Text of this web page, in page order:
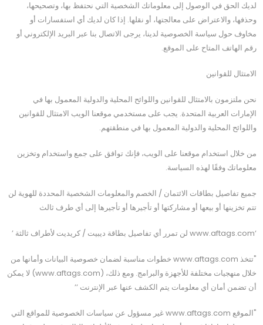
لديك الحق في الوصول إلى معلوماتك الشخصية التي نحتفظ بها، وتصحيحها،
وحذفها، والاعتراض على معالجتها، أو نقلها. إذا كان لديك أي استفسارات أو
مخاوف حول سياسة الخصوصية لدينا، يرجى الاتصال بنا عبر البريد الإلكتروني أو
رقم الهاتف المتاح على الموقع.
الامتثال للقوانين
نحن ملتزمون بالامتثال للقوانين واللوائح المحلية والدولية المعمول بها في
الإمارات العربية المتحدة. يجب على مستخدمي موقعنا الويب الامتثال للقوانين
واللوائح المحلية والدولية المعمول بها في منطقتهم.
من خلال استخدام موقعنا على الويب، فإنك توافق على جمع واستخدام وتخزين
معلوماتك وفقًا لهذه السياسة.
جميع تفاصيل بطاقات الائتمان / الخصم والمعلومات الشخصية المحددة للهوية لن
تتم تخزينها أو بيعها أو مشاركتها أو تأجيرها أو تأجيرها إلى أي طرف ثالث
‘www.aftags.com لن تمرر أي تفاصيل بطاقة ديبيت / كريديت لأطراف ثالثة ’
"تتخذ www.aftags.com خطوات مناسبة لضمان خصوصية البيانات وأمانها من
خلال منهجيات مختلفة للأجهزة والبرامج. ومع ذلك، (www.aftags.com) لا يمكن
أن تضمن أمان أي معلومات يتم الكشف عنها عبر الإنترنت ’’
"الموقع www.aftags.com غير مسؤول عن سياسات الخصوصية للمواقع التي